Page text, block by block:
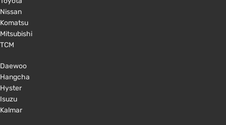
Nissan
Komatsu
Mitsubishi
TCM
Daewoo
Hangcha
Hyster
Isuzu
Kalmar